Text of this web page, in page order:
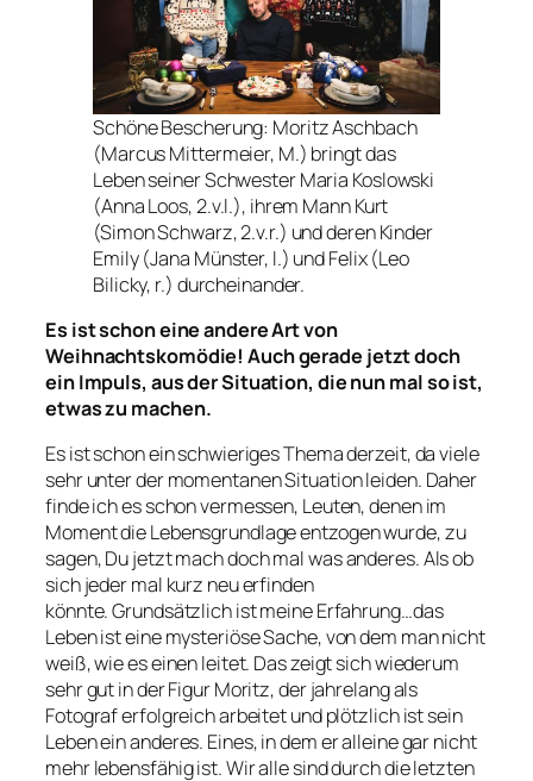
Schöne Bescherung: Moritz Aschbach
(Marcus Mittermeier, M.) bringt das
Leben seiner Schwester Maria Koslowski
(Anna Loos, 2.v.l.), ihrem Mann Kurt
(Simon Schwarz, 2.v.r.) und deren Kinder
Emily (Jana Münster, l.) und Felix (Leo
Bilicky, r.) durcheinander.
Es ist schon eine andere Art von
Weihnachtskomödie! Auch gerade jetzt doch
ein Impuls, aus der Situation, die nun mal so ist,
etwas zu machen.
Es ist schon ein schwieriges Thema derzeit, da viele
sehr unter der momentanen Situation leiden. Daher
finde ich es schon vermessen, Leuten, denen im
Moment die Lebensgrundlage entzogen wurde, zu
sagen, Du jetzt mach doch mal was anderes. Als ob
sich jeder mal kurz neu erfinden
könnte. Grundsätzlich ist meine Erfahrung…das
Leben ist eine mysteriöse Sache, von dem man nicht
weiß, wie es einen leitet. Das zeigt sich wiederum
sehr gut in der Figur Moritz, der jahrelang als
Fotograf erfolgreich arbeitet und plötzlich ist sein
Leben ein anderes. Eines, in dem er alleine gar nicht
mehr lebensfähig ist. Wir alle sind durch die letzten